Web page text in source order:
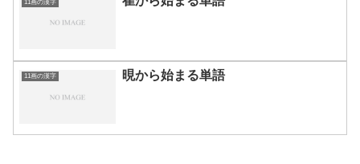
11画の漢字
11画の漢字 晛から始まる単語